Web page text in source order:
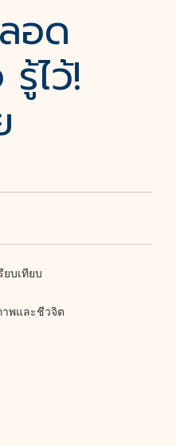
อด
ไว้!
ยบเทียบ
พและชีวจิต